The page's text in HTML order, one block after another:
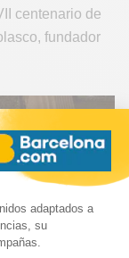
centenario de
fundador